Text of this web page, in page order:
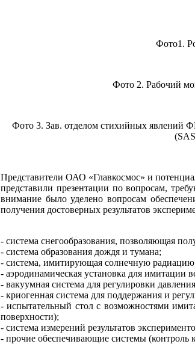
Фото1.
Фото 2. Рабочий
Фото 3. Зав. отделом стихийных явлений
Представители ОАО «Главкосмос» и
представили презентации по вопросам,
внимание было уделено вопросам
получения достоверных результатов
- система снегообразования, позволяющая
- система образования дождя и тумана;
- система, имитирующая солнечную
- аэродинамическая установка для имитации
- вакуумная система для регулировки
- криогенная система для поддержания и
- испытательный стол с возможностями
поверхности);
- система измерений результатов
- прочие обеспечивающие системы (контроль